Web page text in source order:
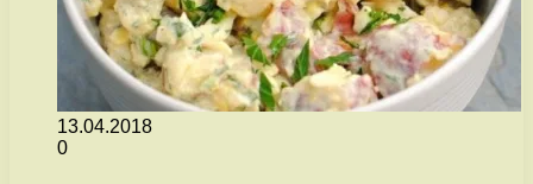
13.04.2018
0